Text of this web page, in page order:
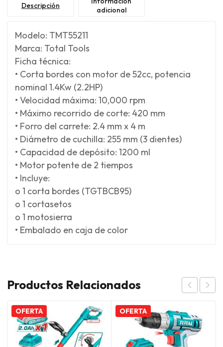
Descripción
adicional
Modelo: TMT55211
Marca: Total Tools
Ficha técnica:
• Corta bordes con motor de 52cc, potencia
nominal 1.4Kw (2.2HP)
• Velocidad máxima: 10,000 rpm
• Máximo recorrido de corte: 420 mm
• Forro del carrete: 2.4 mm x 4 m
• Diámetro de cuchilla: 255 mm (3 dientes)
• Capacidad de depósito: 1200 ml
• Motor potente de 2 tiempos
• Incluye:
o 1 corta bordes (TGTBCB95)
o 1 cortasetos
o 1 motosierra
• Embalado en caja de color
Productos Relacionados
OFERTA OFERTA